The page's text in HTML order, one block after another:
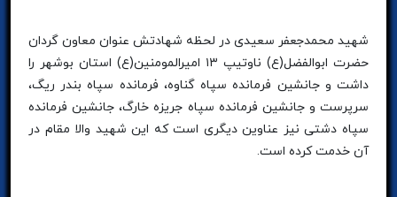
شهید محمدجعفر سعیدی در لحظه شهادتش عنوان معاون گردان
حضرت ابوالفضل(ع) ناوتیپ ۱۳ امیرالمومنین(ع) استان بوشهر را
داشت و جانشین فرمانده سپاه گناوه، فرمانده سپاه بندر ریگ،
سرپرست و جانشین فرمانده سپاه جریزه خارگ، جانشین فرمانده
سپاه دشتی نیز عناوین دیگری است که این شهید والا مقام در
آن خدمت کرده است.